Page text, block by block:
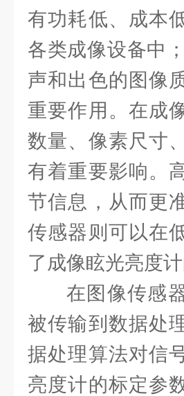
有功耗低、成本
各类成像设备中
声和出色的图像
重要作用。在成
数量、像素尺寸
有着重要影响。
节信息，从而更
传感器则可以在
了成像眩光亮度计
在图像传感
被传输到数据处
据处理算法对信
亮度计的标定参